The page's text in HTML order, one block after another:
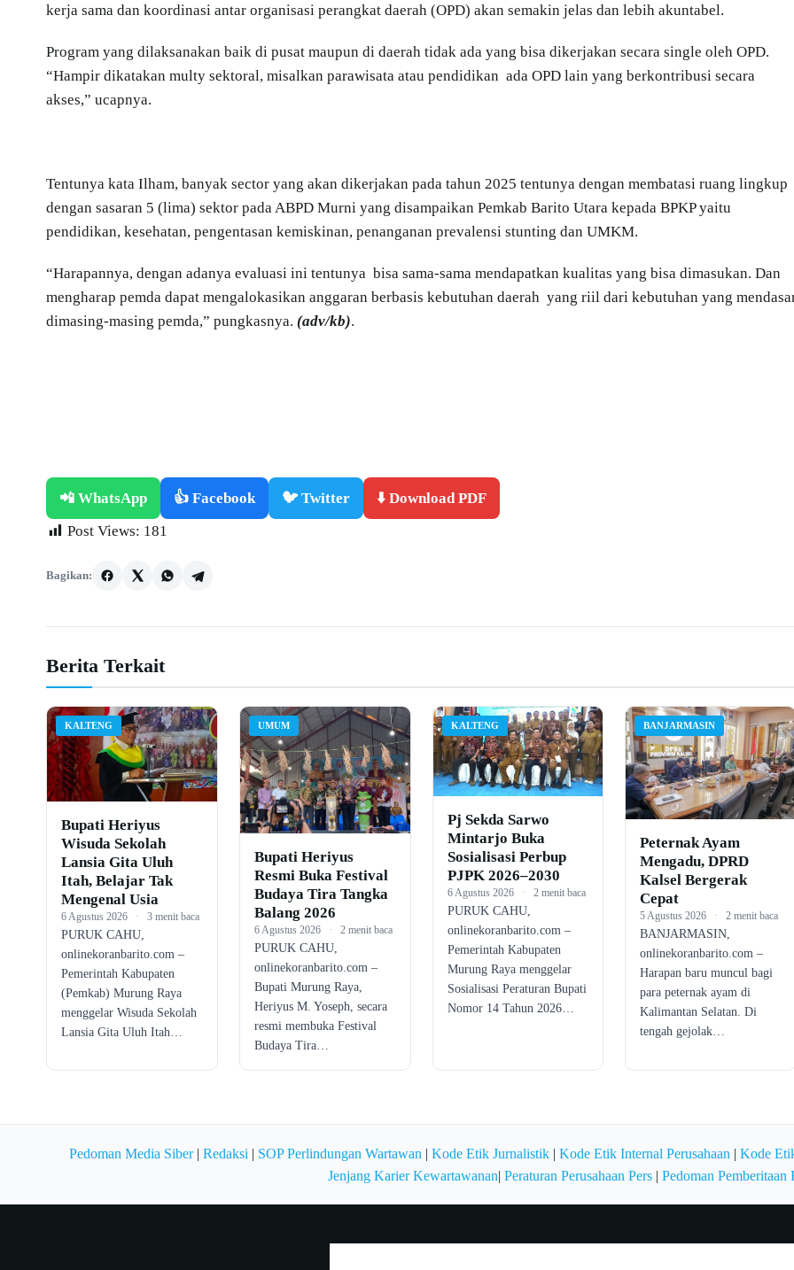
kerja sama dan koordinasi antar organisasi perangkat daerah (OPD) akan semakin jelas dan lebih akuntabel.
Program yang dilaksanakan baik di pusat maupun di daerah tidak ada yang bisa dikerjakan secara single oleh OPD.
“Hampir dikatakan multy sektoral, misalkan parawisata atau pendidikan ada OPD lain yang berkontribusi secara
akses,” ucapnya.
Tentunya kata Ilham, banyak sector yang akan dikerjakan pada tahun 2025 tentunya dengan membatasi ruang lingkup
dengan sasaran 5 (lima) sektor pada ABPD Murni yang disampaikan Pemkab Barito Utara kepada BPKP yaitu
pendidikan, kesehatan, pengentasan kemiskinan, penanganan prevalensi stunting dan UMKM.
“Harapannya, dengan adanya evaluasi ini tentunya bisa sama-sama mendapatkan kualitas yang bisa dimasukan. Dan
mengharap pemda dapat mengalokasikan anggaran berbasis kebutuhan daerah yang riil dari kebutuhan yang
dimasing-masing pemda,” pungkasnya. (adv/kb).
📲 WhatsApp 👍 Facebook 🐦 Twitter
⬇️ Download PDF
Post Views: 181
Bagikan:
Berita Terkait
KALTENG
Bupati Heriyus
Wisuda Sekolah
Lansia Gita Uluh
Itah, Belajar Tak
Mengenal Usia
6 Agustus 2026 · 3 menit baca
PURUK CAHU,
onlinekoranbarito.com –
Pemerintah Kabupaten
(Pemkab) Murung Raya
menggelar Wisuda Sekolah
Lansia Gita Uluh Itah…
UMUM
Bupati Heriyus
Resmi Buka Festival
Budaya Tira Tangka
Balang 2026
6 Agustus 2026 · 2 menit baca
PURUK CAHU,
onlinekoranbarito.com –
Bupati Murung Raya,
Heriyus M. Yoseph, secara
resmi membuka Festival
Budaya Tira…
KALTENG
Pj Sekda Sarwo
Mintarjo Buka
Sosialisasi Perbup
PJPK 2026–2030
6 Agustus 2026 · 2 menit baca
PURUK CAHU,
onlinekoranbarito.com –
Pemerintah Kabupaten
Murung Raya menggelar
Sosialisasi Peraturan Bupati
Nomor 14 Tahun 2026…
BANJARMASIN
Peternak Ayam
Mengadu, DPRD
Kalsel Bergerak
Cepat
5 Agustus 2026 · 2 menit baca
BANJARMASIN,
onlinekoranbarito.com –
Harapan baru muncul bagi
para peternak ayam di
Kalimantan Selatan. Di
tengah gejolak…
Pedoman Media Siber| Redaksi SOP Perlindungan Wartawan Kode Etik Jurnalistik Kode Etik Internal Perusahaan
Kode
Jenjang Karier Kewartawanan| Peraturan Perusahaan Pers| Pedoman Pemberitaan